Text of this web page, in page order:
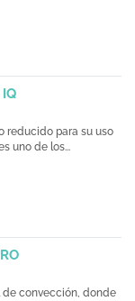
reducido para su uso
uno de los...
de convección, donde